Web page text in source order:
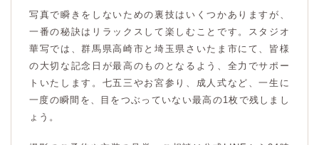
写真で瞬きをしないための裏技はいくつかありますが、
一番の秘訣はリラックスして楽しむことです。スタジオ
華写では、群馬県高崎市と埼玉県さいたま市にて、皆様
の大切な記念日が最高のものとなるよう、全力でサポー
トいたします。七五三やお宮参り、成人式など、一生に
一度の瞬間を、目をつぶっていない最高の1枚で残しまし
ょう。